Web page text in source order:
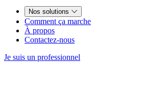
Nos solutions
Comment ça marche
À propos
Contactez-nous
Je suis un professionnel